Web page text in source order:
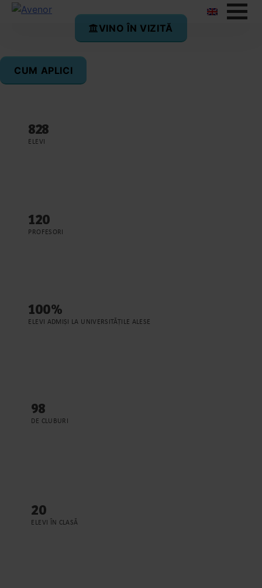
Avenor College în cifre
828
ELEVI
120
PROFESORI
100%
ELEVI ADMIȘI LA UNIVERSITĂȚILE ALESE
98
DE CLUBURI
20
ELEVI ÎN CLASĂ
VINO ÎN VIZITĂ
CUM APLICI